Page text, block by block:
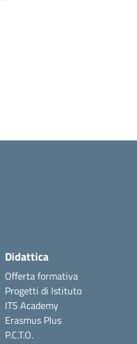
Didattica
Offerta formativa
Progetti di Istituto
ITS Academy
Erasmus Plus
P.C.T.O.